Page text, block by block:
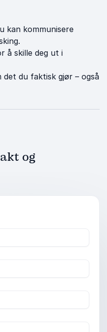
kan kommunisere
å skille deg ut i
du faktisk gjør – også
og